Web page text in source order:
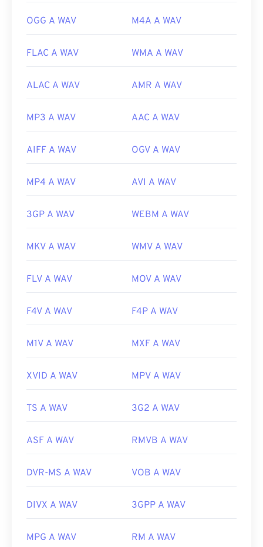
OGG A WAV M4A A WAV
FLAC A WAV WMA A WAV
ALAC A WAV AMR A WAV
MP3 A WAV AAC A WAV
AIFF A WAV OGV A WAV
MP4 A WAV AVI A WAV
3GP A WAV WEBM A WAV
MKV A WAV WMV A WAV
FLV A WAV MOV A WAV
F4V A WAV F4P A WAV
M1V A WAV MXF A WAV
XVID A WAV MPV A WAV
TS A WAV 3G2 A WAV
ASF A WAV RMVB A WAV
DVR-MS A WAV VOB A WAV
DIVX A WAV 3GPP A WAV
MPG A WAV RM A WAV